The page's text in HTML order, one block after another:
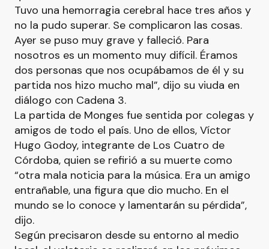
Tuvo una hemorragia cerebral hace tres años y
no la pudo superar. Se complicaron las cosas.
Ayer se puso muy grave y falleció. Para
nosotros es un momento muy difícil. Éramos
dos personas que nos ocupábamos de él y su
partida nos hizo mucho mal”, dijo su viuda en
diálogo con Cadena 3.
La partida de Monges fue sentida por colegas y
amigos de todo el país. Uno de ellos, Víctor
Hugo Godoy, integrante de Los Cuatro de
Córdoba, quien se refirió a su muerte como
“otra mala noticia para la música. Era un amigo
entrañable, una figura que dio mucho. En el
mundo se lo conoce y lamentarán su pérdida”,
dijo.
Según precisaron desde su entorno al medio